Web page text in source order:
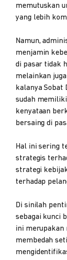
memutuskan
yang lebih
Namun,
menjamin
di pasar tidak
melainkan
kalanya Sobat
sudah
kenyataan
bersaing di
Hal ini sering
strategis
strategi
terhadap
Di sinilah
sebagai kunci
ini
membedah